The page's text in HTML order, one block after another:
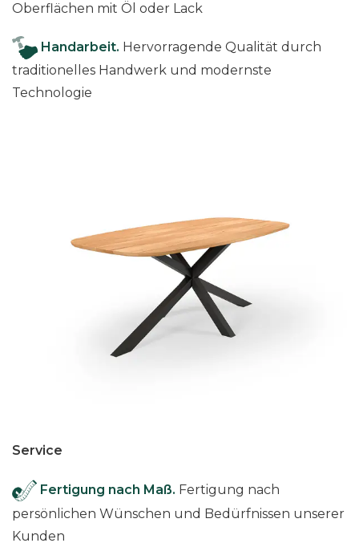
n
g
e
Oberflächen mit Öl oder Lack
Handarbeit. Hervorragende Qualität durch
traditionelles Handwerk und modernste
Technologie
Service
Fertigung nach Maß. Fertigung nach
persönlichen Wünschen und Bedürfnissen unserer
Kunden